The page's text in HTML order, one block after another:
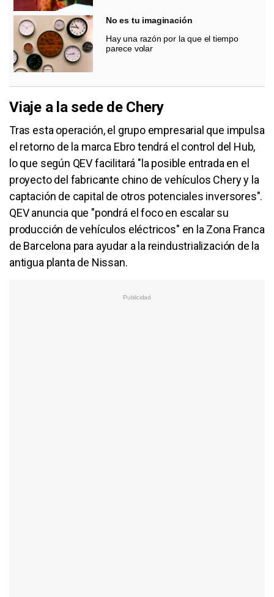
No es tu imaginación
Hay una razón por la que el tiempo
parece volar
Viaje a la sede de Chery
Tras esta operación, el grupo empresarial que impulsa
el retorno de la marca Ebro tendrá el control del Hub,
lo que según QEV facilitará "la posible entrada en el
proyecto del fabricante chino de vehículos Chery y la
captación de capital de otros potenciales inversores".
QEV anuncia que "pondrá el foco en escalar su
producción de vehículos eléctricos" en la Zona Franca
de Barcelona para ayudar a la reindustrialización de la
antigua planta de Nissan.